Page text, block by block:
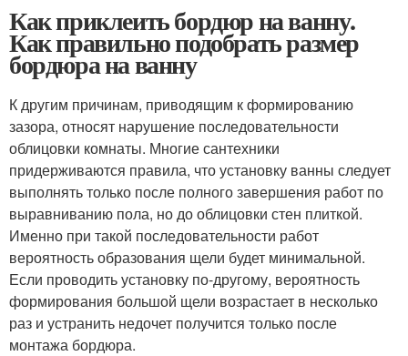
Как приклеить бордюр на ванну.
Как правильно подобрать размер
бордюра на ванну
К другим причинам, приводящим к формированию
зазора, относят нарушение последовательности
облицовки комнаты. Многие сантехники
придерживаются правила, что установку ванны следует
выполнять только после полного завершения работ по
выравниванию пола, но до облицовки стен плиткой.
Именно при такой последовательности работ
вероятность образования щели будет минимальной.
Если проводить установку по-другому, вероятность
формирования большой щели возрастает в несколько
раз и устранить недочет получится только после
монтажа бордюра.